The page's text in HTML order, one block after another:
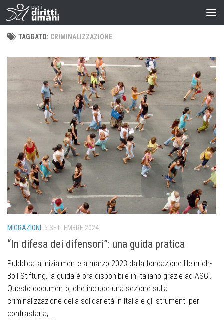
TAGGATO: CRIMINALIZZAZIONE
MIGRAZIONI 5 SETTEMBRE 2024
“In difesa dei difensori”: una guida pratica
Pubblicata inizialmente a marzo 2023 dalla fondazione Heinrich-
Böll-Stiftung, la guida è ora disponibile in italiano grazie ad ASGI.
Questo documento, che include una sezione sulla
criminalizzazione della solidarietà in Italia e gli strumenti per
contrastarla,...